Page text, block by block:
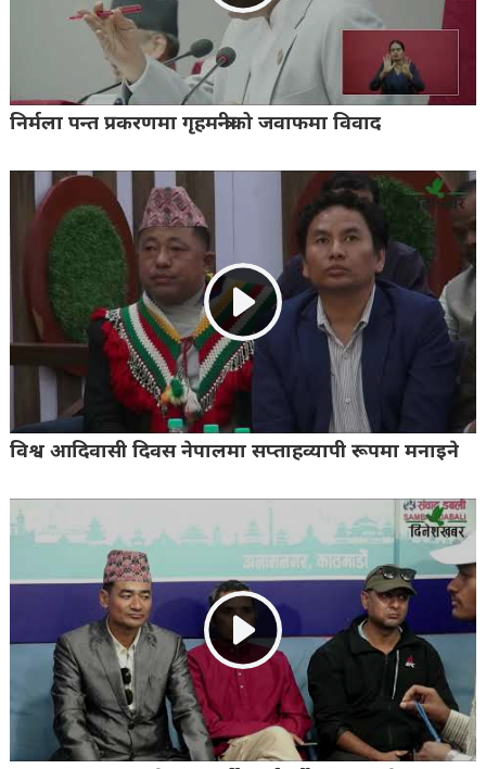
निर्मला पन्त प्रकरणमा गृहमन्त्रीको जवाफमा विवाद
विश्व आदिवासी दिवस नेपालमा सप्ताहव्यापी रूपमा मनाइने